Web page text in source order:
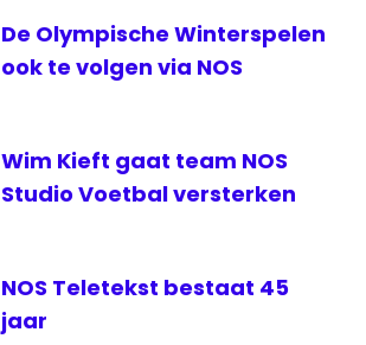
De Olympische Winterspelen
ook te volgen via NOS
Wim Kieft gaat team NOS
Studio Voetbal versterken
NOS Teletekst bestaat 45
jaar